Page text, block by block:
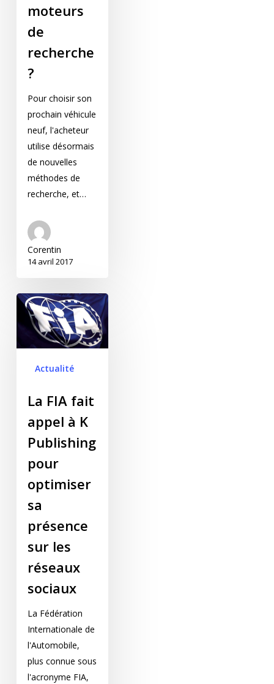
moteurs
de
recherche
?
Pour choisir son
prochain véhicule
neuf, l'acheteur
utilise désormais
de nouvelles
méthodes de
recherche, et…
Corentin
14 avril 2017
La FIA fait appel à K
Publishing pour
optimiser sa présence
sur les réseaux
sociauxActualité
La FIA fait
appel à K
Publishing
pour
optimiser
sa
présence
sur les
réseaux
sociaux
La Fédération
Internationale de
l'Automobile,
plus connue sous
l'acronyme FIA,